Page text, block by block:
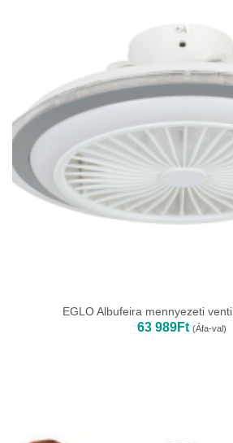
EGLO Albufeira mennyezeti
63 989Ft (Áfa-val)